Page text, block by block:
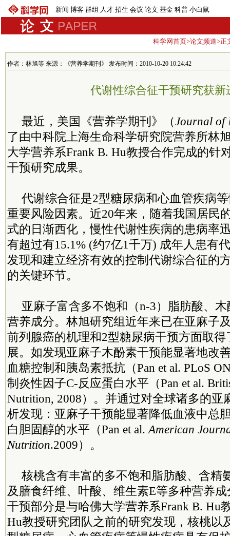
新闻 博客 群组 人才 招生 会议 论文 基金 科普 小白鼠
科学网首页>论文频道>正
作者：林旭等 来源：《营养学期刊》 发布时间：2010-10-20 10:24:42
代谢性综合征干预研究获新
最近，美国《营养学期刊》（Journal of
了由中科院上海生命科学研究院营养所林
大学营养系Frank B. Hu教授合作完成的针
干预研究成果。
代谢综合征是2型糖尿病和心血管疾病
重要风险因素。近20年来，随着我国居民
式的日渐西化，慢性代谢性疾病的患病率
有超过有15.1% (约7亿1千万) 成年人患有
发现和建立经济有效的控制代谢综合征的
的关键环节。
亚麻子富含多不饱和（n-3）脂肪酸、
营养成分。林旭研究组近年来已在亚麻子
前列腺癌的机理和2型糖尿病干预方面取
展。如发现亚麻子木酚素干预能显著地改
血糖控制和胰岛素抵抗（Pan et al. PLoS
制炎性因子C-反应蛋白水平（Pan et al.
Nutrition, 2008）。并通过对全球诸多的亚
析发现：亚麻子干预能显著降低血液中总
白胆固醇的水平（Pan et al. American
Nutrition.2009）。
核桃含有丰富的多不饱和脂肪酸、含精
及膳食纤维、叶酸、维生素E等多种营养
干预部分是与哈佛大学营养系Frank B. Hu
Hu教授研究团队之前的研究发现，核桃以